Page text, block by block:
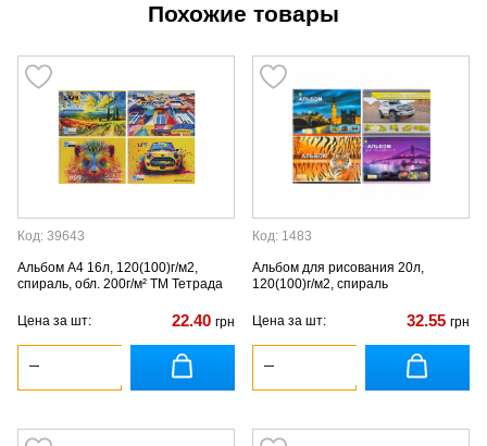
Похожие товары
Код: 39643
Альбом А4 16л, 120(100)г/м2,
спираль, обл. 200г/м² ТМ Тетрада
Цена за шт: 22.40 грн
Код: 1483
Альбом для рисования 20л,
120(100)г/м2, спираль
Цена за шт: 32.55 грн